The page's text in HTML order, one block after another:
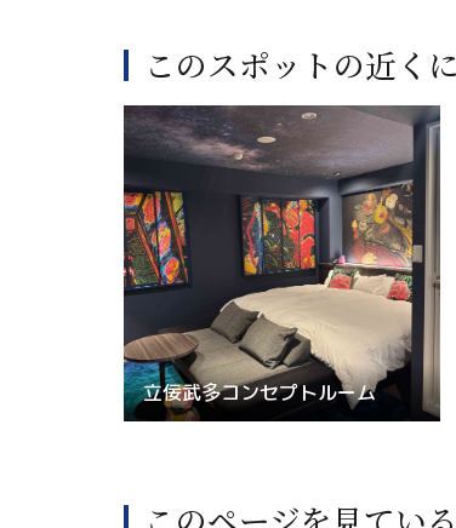
このスポットの近くに
立佞武多コンセプトルーム